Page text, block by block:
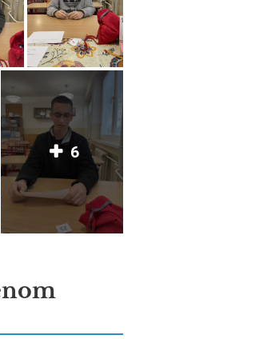
6